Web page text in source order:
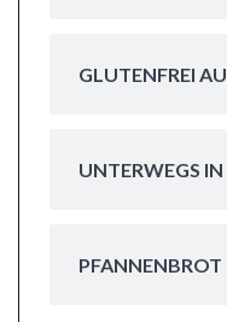
GLUTENFREI
UNTERWEGS IN
PFANNENBROT